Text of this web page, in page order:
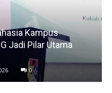
Kampus
Jadi Pilar Utama
0